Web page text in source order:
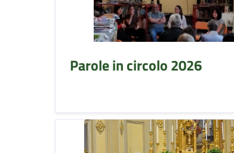
Parole in circolo 2026